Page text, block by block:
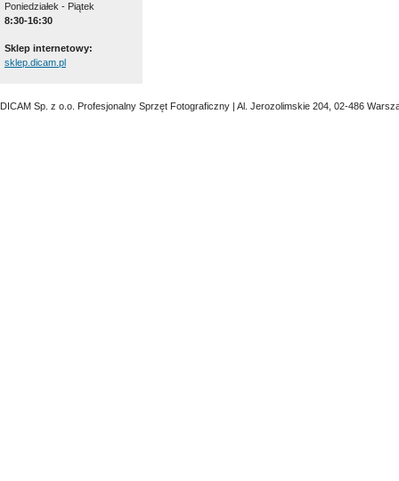
Poniedziałek - Piątek
8:30-16:30
Sklep internetowy:
sklep.dicam.pl
DICAM Sp. z o.o. Profesjonalny Sprzęt Fotograficzny | Al. Jerozolimskie 204, 02-486